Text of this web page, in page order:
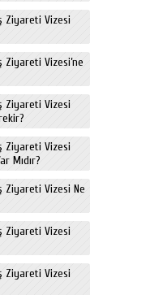
Ziyareti Vizesi
Ziyareti Vizesi’ne
Ziyareti Vizesi
Ziyareti Vizesi
Mıdır?
Ziyareti Vizesi Ne
Ziyareti Vizesi
Ziyareti Vizesi